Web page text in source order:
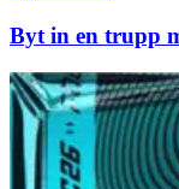
Byt in en trupp